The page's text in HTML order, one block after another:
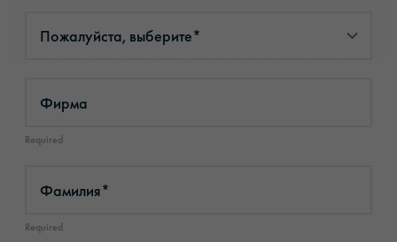
Фирма
Required
Фамилия*
Required